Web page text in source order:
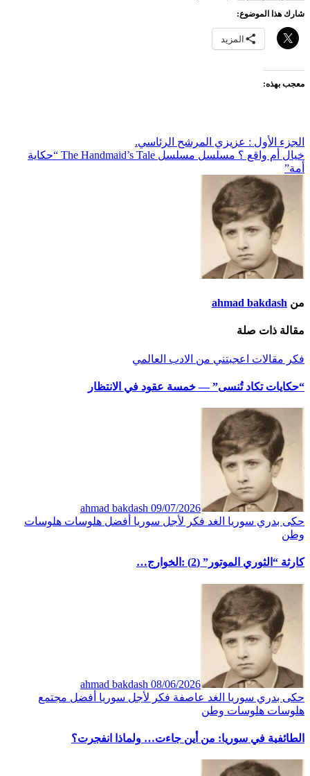
شارك هذا الموضوع:
المزيد
معجب بهذه:
تصفّح
المقالات
الجزء الأول : عزيزي المرشح الرئاسي.
خيال أم واقع ؟ مسلسل مسلسل The Handmaid’s Tale “حكاية
أمة”
من ahmad bakdash
مقالة ذات صلة
فكر مقالات اعجبتني من الادب العالمي
“حكايات تكاد تُنسى” — خمسة عقود في الانتظار
ahmad bakdash 09/07/2026
حكى بدري سوريا الغد فكر لأجل سوريا أفضل هلوسات هلوسات
وطن
كارثة “الثوري الموتور” (2) :الخوارج…
ahmad bakdash 08/06/2026
حكى بدري سوريا الغد عاصفة فكر لأجل سوريا أفضل مجتمع
هلوسات هلوسات وطن
الطائفية في سوريا: من أين جاءت… ولماذا انفجرت؟